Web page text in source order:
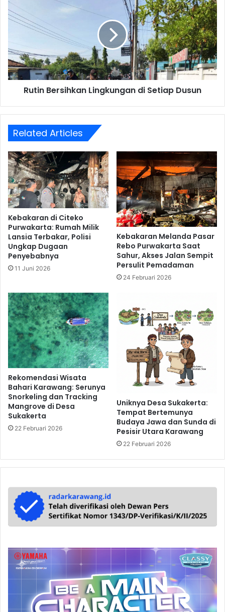
Bersihkan
Lingkungan
Dusun
‎Rutin Bersihkan Lingkungan di Setiap Dusun
Related Articles
Kebakaran di Citeko
Purwakarta: Rumah Milik
Lansia Terbakar, Polisi
Ungkap Dugaan
Penyebabnya
11 Juni 2026
Kebakaran Melanda Pasar
Rebo Purwakarta Saat
Sahur, Akses Jalan Sempit
Persulit Pemadaman
24 Februari 2026
Rekomendasi Wisata
Bahari Karawang: Serunya
Snorkeling dan Tracking
Mangrove di Desa
Sukakerta
22 Februari 2026
Uniknya Desa Sukakerta:
Tempat Bertemunya
Budaya Jawa dan Sunda di
Pesisir Utara Karawang
22 Februari 2026